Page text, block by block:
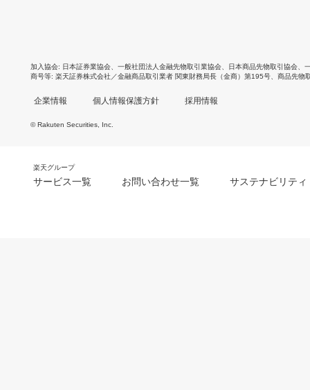
加入協会 日本証券業協会 一般社団法人金融先物取引業協会 日本商品先物取引協会
商号等 楽天証券株式会社／金融商品取引業者 関東財務局長（金商）第195号、商品先物
企業情報 個人情報保護方針 採用情報
© Rakuten Securities, Inc.
楽天グループ
サービス一覧 お問い合わせ一覧 サステナビリティ